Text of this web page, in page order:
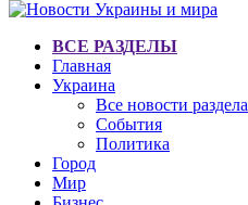
ВСЕ РАЗДЕЛЫ
Главная
Украина
Все новости раздела
События
Политика
Город
Мир